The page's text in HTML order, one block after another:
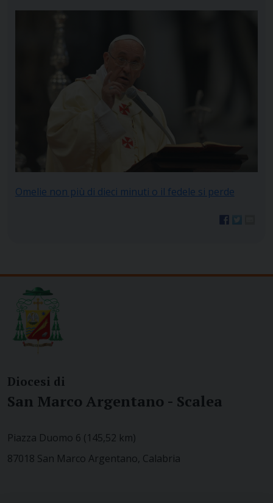
Omelie non più di dieci minuti o il fedele si perde
Diocesi di
San Marco Argentano - Scalea
Piazza Duomo 6 (145,52 km)
87018 San Marco Argentano, Calabria